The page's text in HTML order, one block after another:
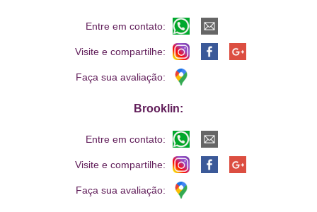
Entre em contato:
Visite e compartilhe:
Faça sua avaliação:
Brooklin:
Entre em contato:
Visite e compartilhe:
Faça sua avaliação: